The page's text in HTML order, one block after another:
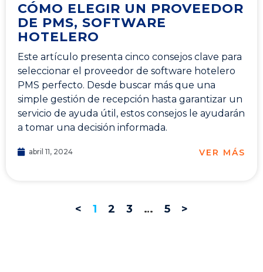
CÓMO ELEGIR UN PROVEEDOR
DE PMS, SOFTWARE
HOTELERO
Este artículo presenta cinco consejos clave para
seleccionar el proveedor de software hotelero
PMS perfecto. Desde buscar más que una
simple gestión de recepción hasta garantizar un
servicio de ayuda útil, estos consejos le ayudarán
a tomar una decisión informada.
abril 11, 2024 VER MÁS
< 1 2 3 … 5 >